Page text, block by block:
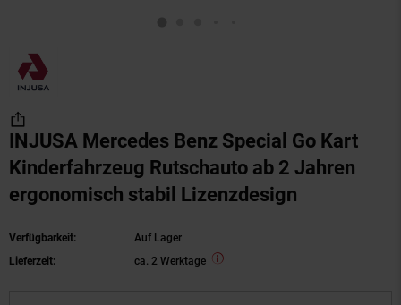
INJUSA Mercedes Benz Special Go Kart
Kinderfahrzeug Rutschauto ab 2 Jahren
ergonomisch stabil Lizenzdesign
Verfügbarkeit:
Auf Lager
Lieferzeit:
ca. 2 Werktage